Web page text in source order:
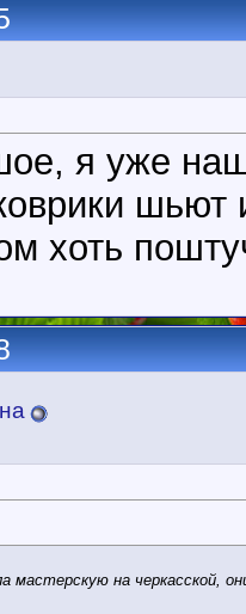
я уже
шьют
хоть
мастерскую на черкасской,